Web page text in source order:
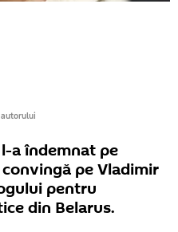
a îndemnat pe
pe Vladimir
pentru
din Belarus.